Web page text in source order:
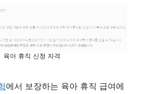
육아 휴직 신청 자격
에서 보장하는 육아 휴직 급여에